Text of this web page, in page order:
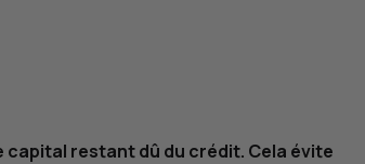
restant dû du crédit. Cela évite